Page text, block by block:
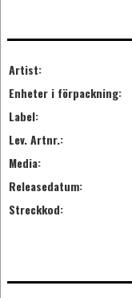
Artist:
Enheter i förpackning:
Label:
Lev. Artnr.:
Media:
Releasedatum:
Streckkod: